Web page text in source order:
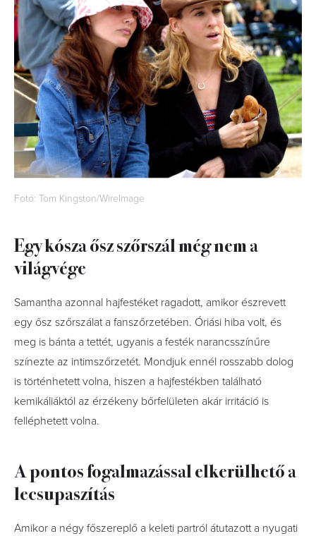
Fotó: Tom Kingston/WireImage
Egy kósza ősz szőrszál még nem a
világvége
Samantha azonnal hajfestéket ragadott, amikor észrevett
egy ősz szőrszálat a fanszőrzetében. Óriási hiba volt, és
meg is bánta a tettét, ugyanis a festék narancsszínűre
színezte az intimszőrzetét. Mondjuk ennél rosszabb dolog
is történhetett volna, hiszen a hajfestékben található
kemikáliáktól az érzékeny bőrfelületen akár irritáció is
felléphetett volna.
A pontos fogalmazással elkerülhető a
lecsupaszítás
Amikor a négy főszereplő a keleti partról átutazott a nyugati